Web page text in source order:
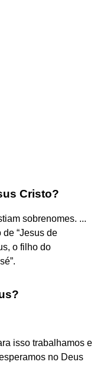
Cristo?
sobrenomes. ...
“Jesus de
o filho do
isso trabalhamos e
no Deus